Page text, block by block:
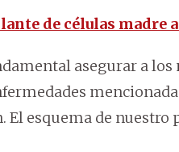
de células
asegurar a
El esquema de